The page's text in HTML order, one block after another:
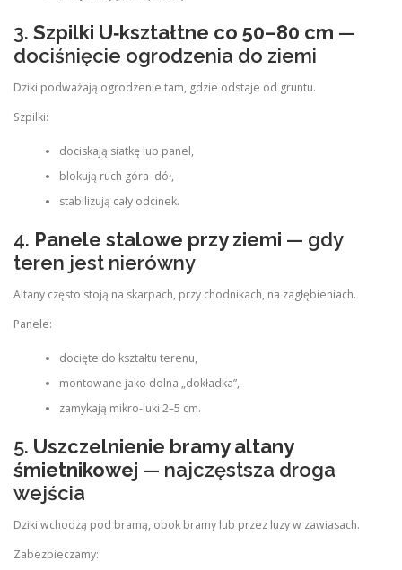
3. Szpilki U‑kształtne co 50–80 cm —
dociśnięcie ogrodzenia do ziemi
Dziki podważają ogrodzenie tam, gdzie odstaje od gruntu.
Szpilki:
dociskają siatkę lub panel,
blokują ruch góra–dół,
stabilizują cały odcinek.
4. Panele stalowe przy ziemi — gdy
teren jest nierówny
Altany często stoją na skarpach, przy chodnikach, na zagłębieniach.
Panele:
docięte do kształtu terenu,
montowane jako dolna „dokładka”,
zamykają mikro‑luki 2–5 cm.
5. Uszczelnienie bramy altany
śmietnikowej — najczęstsza droga
wejścia
Dziki wchodzą pod bramą, obok bramy lub przez luzy w zawiasach.
Zabezpieczamy: